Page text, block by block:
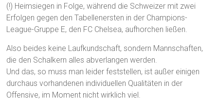
(!) Heimsiegen in Folge, während die Schweizer mit zwei
Erfolgen gegen den Tabellenersten in der Champions-
League-Gruppe E, den FC Chelsea, aufhorchen ließen.
Also beides keine Laufkundschaft, sondern Mannschaften,
die den Schalkern alles abverlangen werden.
Und das, so muss man leider feststellen, ist außer einigen
durchaus vorhandenen individuellen Qualitäten in der
Offensive, im Moment nicht wirklich viel.